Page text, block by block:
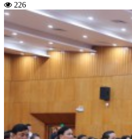
226